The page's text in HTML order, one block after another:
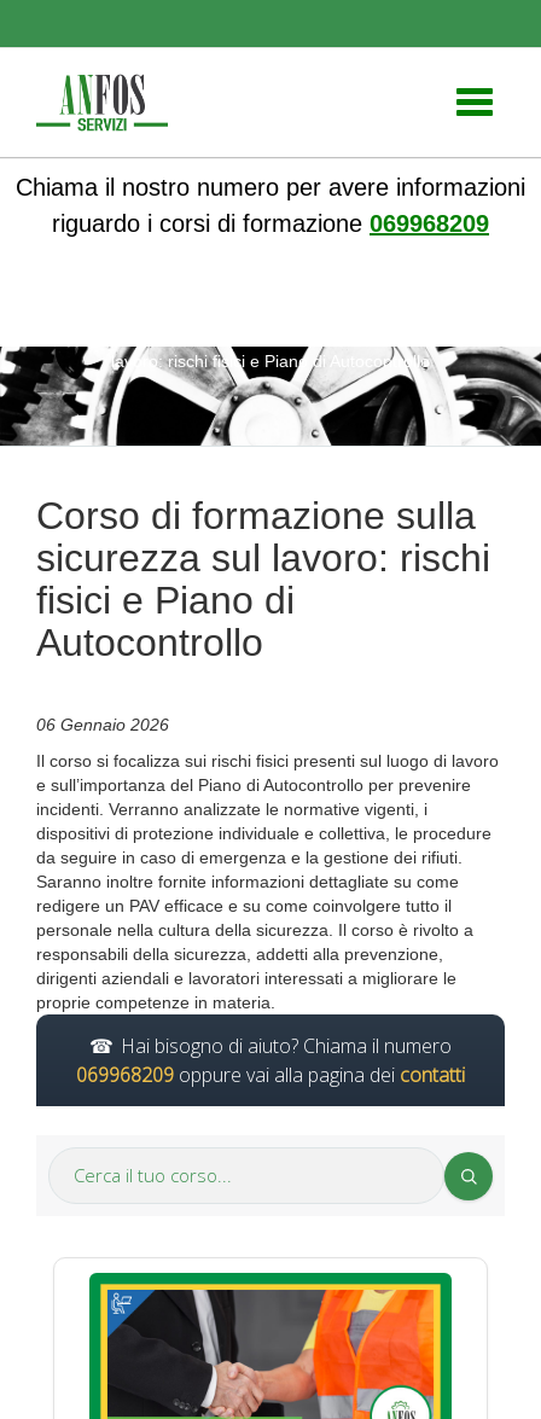
Toggle
Chiama il nostro numero per avere informazioni
riguardo i corsi di formazione 069968209
lavoro: rischi fisici e Piano di Autocontrollo
Corso di formazione sulla
sicurezza sul lavoro: rischi
fisici e Piano di
Autocontrollo
06 Gennaio 2026
Il corso si focalizza sui rischi fisici presenti sul luogo di lavoro
e sull’importanza del Piano di Autocontrollo per prevenire
incidenti. Verranno analizzate le normative vigenti, i
dispositivi di protezione individuale e collettiva, le procedure
da seguire in caso di emergenza e la gestione dei rifiuti.
Saranno inoltre fornite informazioni dettagliate su come
redigere un PAV efficace e su come coinvolgere tutto il
personale nella cultura della sicurezza. Il corso è rivolto a
responsabili della sicurezza, addetti alla prevenzione,
dirigenti aziendali e lavoratori interessati a migliorare le
proprie competenze in materia.
Hai bisogno di aiuto? Chiama il numero
069968209 oppure vai alla pagina dei contatti